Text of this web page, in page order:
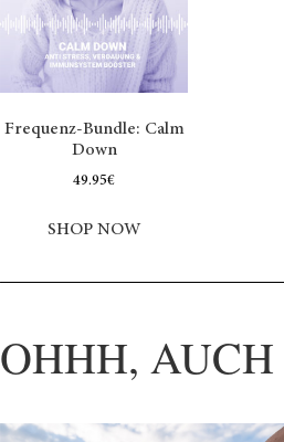
Frequenz-Bundle: Calm
Down
49.95€
SHOP NOW
OHHH, AUCH